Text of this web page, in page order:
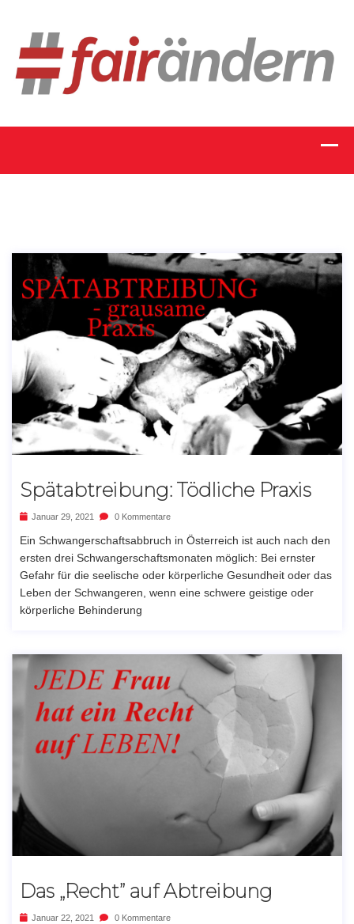
Spätabtreibung: Tödliche Praxis
Januar 29, 2021 0 Kommentare
Ein Schwangerschaftsabbruch in Österreich ist auch nach den
ersten drei Schwangerschaftsmonaten möglich: Bei ernster
Gefahr für die seelische oder körperliche Gesundheit oder das
Leben der Schwangeren, wenn eine schwere geistige oder
körperliche Behinderung
Das „Recht” auf Abtreibung
Januar 22, 2021 0 Kommentare